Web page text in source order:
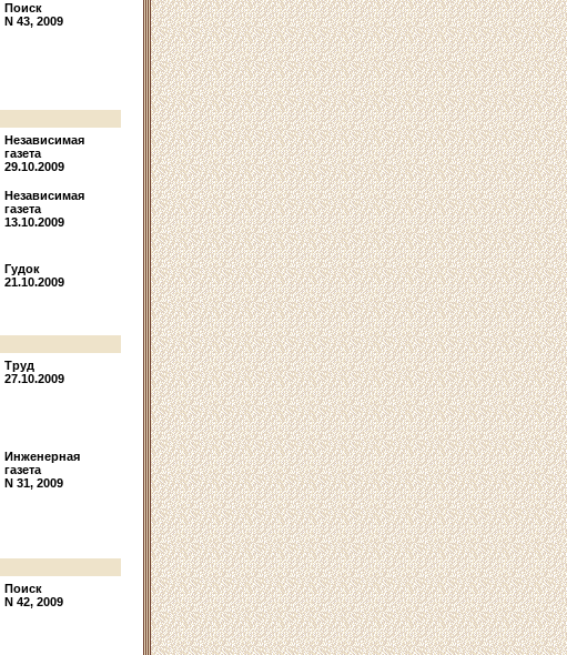
Поиск
N 43, 2009
Независимая
газета
29.10.2009
Независимая
газета
13.10.2009
Гудок
21.10.2009
Труд
27.10.2009
Инженерная
газета
N 31, 2009
Поиск
N 42, 2009